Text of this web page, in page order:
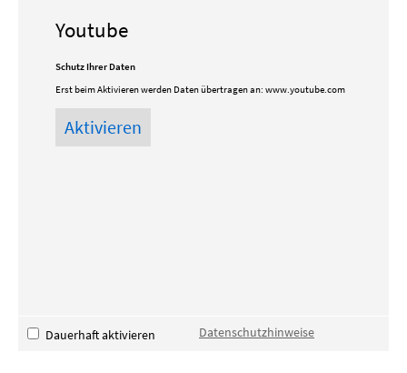
Youtube
Schutz Ihrer Daten
Erst beim Aktivieren werden Daten übertragen an: www.youtube.com
Dauerhaft aktivieren Datenschutzhinweise